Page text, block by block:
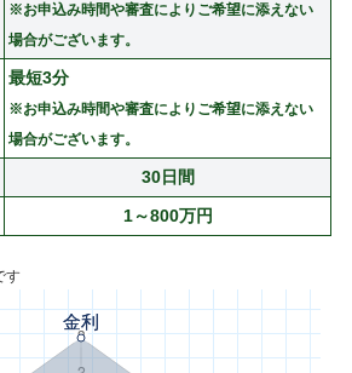
※お申込み時間や審査によりご希望に添えない
場合がございます。
最短3分
※お申込み時間や審査によりご希望に添えない
場合がございます。
30日間
1～800万円
す